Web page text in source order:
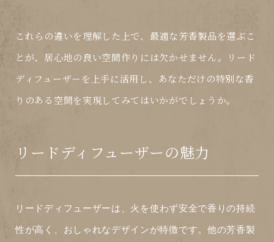
これらの違いを理解した上で、最適な芳香製品を選ぶこ
とが、居心地の良い空間作りには欠かせません。
リード
ディフューザー を上手に活用し、あなただけの特別な香
りのある空間を実現してみてはいかがでしょうか。
リードディフューザーの魅力
リードディフューザーは、火を使わず安全で香りの持続
性が高く、おしゃれなデザインが特徴です。他の芳香製